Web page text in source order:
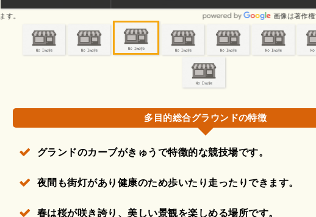
画像は著作権で保護されている場合があります。
多目的総合グラウンドの特徴
グランドのカーブがきゅうで特徴的な競技場です。
夜間も街灯があり健康のため歩いたり走ったりできます。
春は桜が咲き誇り、美しい景観を楽しめる場所です。